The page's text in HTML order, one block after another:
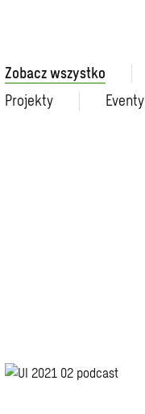
Zobacz wszystko
Projekty
Eventy